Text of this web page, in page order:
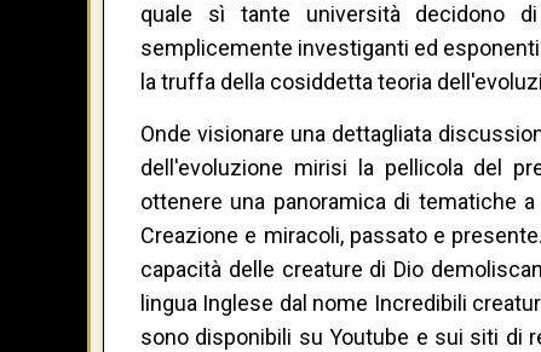
quale sì tante università decidono
semplicemente investiganti ed
la truffa della cosiddetta teoria
Onde visionare una dettagliata
dell'evoluzione mirisi la pellicola del
ottenere una panoramica di tematiche
Creazione e miracoli, passato e
capacità delle creature di Dio
lingua Inglese dal nome Incredibili
sono disponibili su Youtube e sui siti di